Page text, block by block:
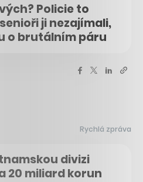
Policie to
ji nezajímali,
o brutálním páru
Rychlá zpráva
divizi
20 miliard korun